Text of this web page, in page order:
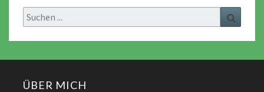
Search
for:
ÜBER MICH